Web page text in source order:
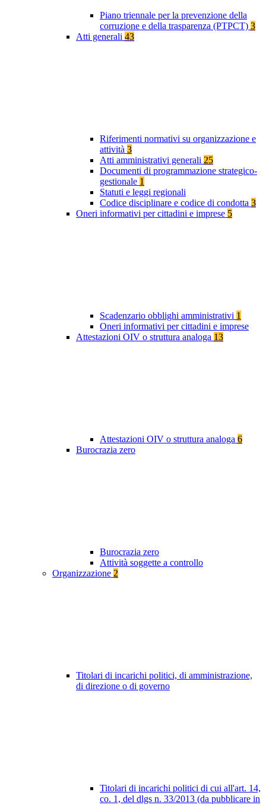
Piano triennale per la prevenzione della
corruzione e della trasparenza (PTPCT) 3
Atti generali 43
Riferimenti normativi su organizzazione e
attività 3
Atti amministrativi generali 25
Documenti di programmazione strategico-
gestionale 1
Statuti e leggi regionali
Codice disciplinare e codice di condotta 3
Oneri informativi per cittadini e imprese 5
Scadenzario obblighi amministrativi 1
Oneri informativi per cittadini e imprese
Attestazioni OIV o struttura analoga 13
Attestazioni OIV o struttura analoga 6
Burocrazia zero
Burocrazia zero
Attività soggette a controllo
Organizzazione 2
Titolari di incarichi politici, di amministrazione,
di direzione o di governo
Titolari di incarichi politici di cui all'art. 14,
co. 1, del dlgs n. 33/2013 (da pubblicare in